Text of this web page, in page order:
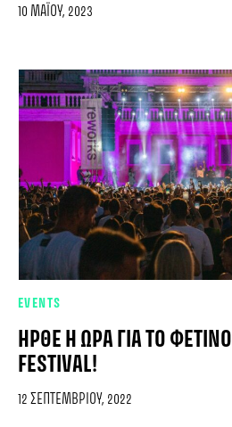
10 ΜΑΪ́ΟΥ, 2023
EVENTS
ΉΡΘΕ Η ΏΡΑ ΓΙΑ ΤΟ ΦΕΤΙΝΌ
FESTIVAL!
12 ΣΕΠΤΕΜΒΡΊΟΥ, 2022